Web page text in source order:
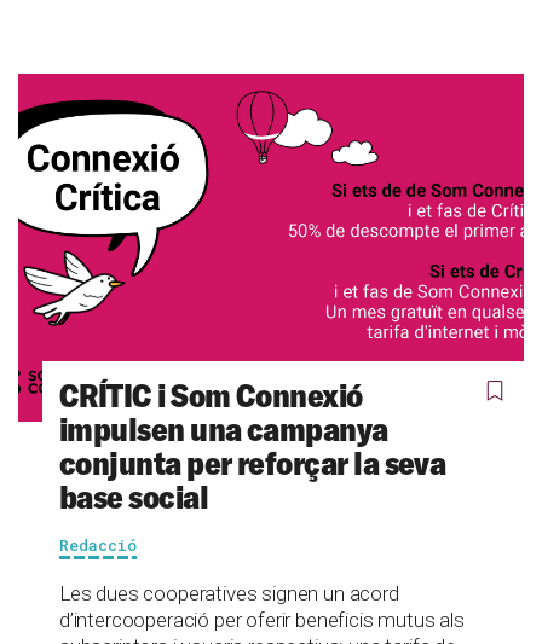
CRÍTIC i Som Connexió
impulsen una campanya
conjunta per reforçar la seva
base social
Redacció
Les dues cooperatives signen un acord
d’intercooperació per oferir beneficis mutus als